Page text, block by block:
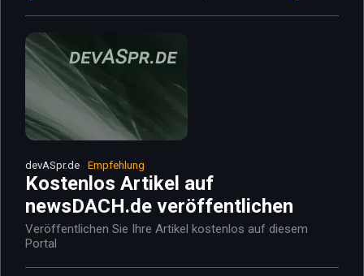
devASpr.de Empfehlung
Kostenlos Artikel auf
newsDACH.de veröffentlichen
Veröffentlichen Sie Ihre Artikel kostenlos auf diesem
Portal